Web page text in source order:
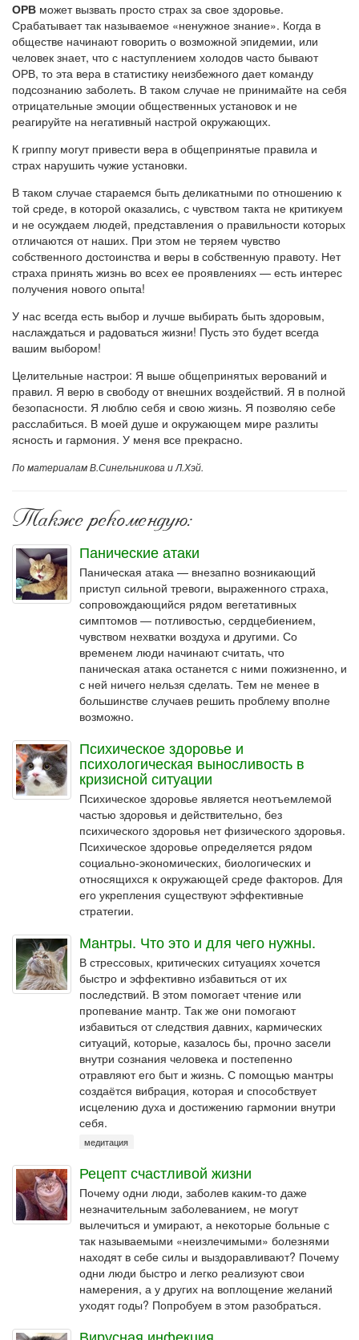
ОРВ может вызвать просто страх за свое здоровье.
Срабатывает так называемое «ненужное знание». Когда в
обществе начинают говорить о возможной эпидемии, или
человек знает, что с наступлением холодов часто бывают
ОРВ, то эта вера в статистику неизбежного дает команду
подсознанию заболеть. В таком случае не принимайте на себя
отрицательные эмоции общественных установок и не
реагируйте на негативный настрой окружающих.
К гриппу могут привести вера в общепринятые правила и
страх нарушить чужие установки.
В таком случае стараемся быть деликатными по отношению к
той среде, в которой оказались, с чувством такта не критикуем
и не осуждаем людей, представления о правильности которых
отличаются от наших. При этом не теряем чувство
собственного достоинства и веры в собственную правоту. Нет
страха принять жизнь во всех ее проявлениях — есть интерес
получения нового опыта!
У нас всегда есть выбор и лучше выбирать быть здоровым,
наслаждаться и радоваться жизни! Пусть это будет всегда
вашим выбором!
Целительные настрои: Я выше общепринятых верований и
правил. Я верю в свободу от внешних воздействий. Я в полной
безопасности. Я люблю себя и свою жизнь. Я позволяю себе
расслабиться. В моей душе и окружающем мире разлиты
ясность и гармония. У меня все прекрасно.
По материалам В.Синельникова и Л.Хэй.
Также рекомендую:
Панические атаки
Паническая атака — внезапно возникающий
приступ сильной тревоги, выраженного страха,
сопровождающийся рядом вегетативных
симптомов — потливостью, сердцебиением,
чувством нехватки воздуха и другими. Со
временем люди начинают считать, что
паническая атака останется с ними пожизненно, и
с ней ничего нельзя сделать. Тем не менее в
большинстве случаев решить проблему вполне
возможно.
Психическое здоровье и
психологическая выносливость в
кризисной ситуации
Психическое здоровье является неотъемлемой
частью здоровья и действительно, без
психического здоровья нет физического здоровья.
Психическое здоровье определяется рядом
социально-экономических, биологических и
относящихся к окружающей среде факторов. Для
его укрепления существуют эффективные
стратегии.
Мантры. Что это и для чего нужны.
В стрессовых, критических ситуациях хочется
быстро и эффективно избавиться от их
последствий. В этом помогает чтение или
пропевание мантр. Так же они помогают
избавиться от следствия давних, кармических
ситуаций, которые, казалось бы, прочно засели
внутри сознания человека и постепенно
отравляют его быт и жизнь. С помощью мантры
создаётся вибрация, которая и способствует
исцелению духа и достижению гармонии внутри
себя.
медитация
Рецепт счастливой жизни
Почему одни люди, заболев каким-то даже
незначительным заболеванием, не могут
вылечиться и умирают, а некоторые больные с
так называемыми «неизлечимыми» болезнями
находят в себе силы и выздоравливают? Почему
одни люди быстро и легко реализуют свои
намерения, а у других на воплощение желаний
уходят годы? Попробуем в этом разобраться.